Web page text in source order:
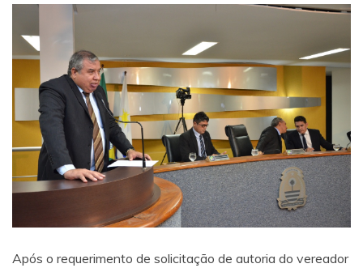
Após o requerimento de solicitação de autoria do vereador